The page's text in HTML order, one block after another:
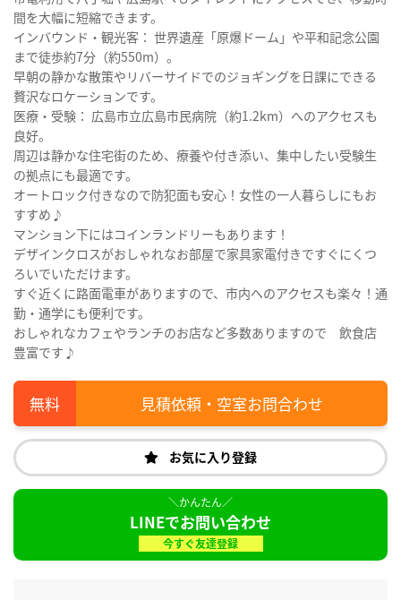
間を大幅に短縮できます。
インバウンド・観光客： 世界遺産「原爆ドーム」や平和記念公園
まで徒歩約7分（約550m）。
早朝の静かな散策やリバーサイドでのジョギングを日課にできる
贅沢なロケーションです。
医療・受験： 広島市立広島市民病院（約1.2km）へのアクセスも
良好。
周辺は静かな住宅街のため、療養や付き添い、集中したい受験生
の拠点にも最適です。
オートロック付きなので防犯面も安心！女性の一人暮らしにもお
すすめ♪
マンション下にはコインランドリーもあります！
デザインクロスがおしゃれなお部屋で家具家電付きですぐにくつ
ろいでいただけます。
すぐ近くに路面電車がありますので、市内へのアクセスも楽々！通
勤・通学にも便利です。
おしゃれなカフェやランチのお店など多数ありますので 飲食店
豊富です♪
見積依頼・空室お問合わせ
お気に入り登録
LINEでお問い合わせ
今すぐ友達登録